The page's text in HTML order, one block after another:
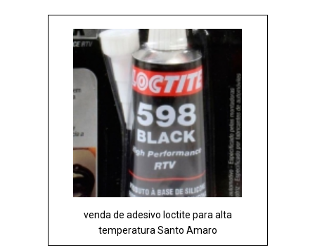
venda de adesivo loctite para alta
temperatura Santo Amaro